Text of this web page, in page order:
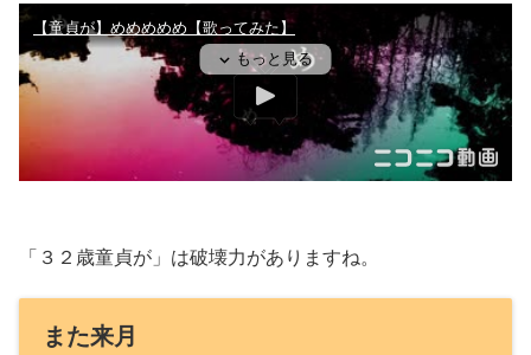
「３２歳童貞が」は破壊力がありますね。
また来月